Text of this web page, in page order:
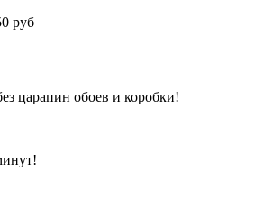
руб
царапин обоев и коробки!